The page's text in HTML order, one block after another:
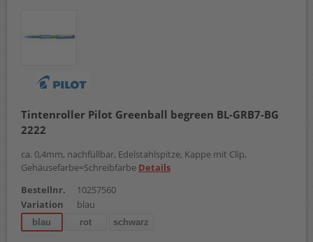
Tintenroller Pilot Greenball begreen BL-GRB7-BG
2222
ca. 0,4mm, nachfüllbar, Edelstahlspitze, Kappe mit Clip,
Gehäusefarbe=Schreibfarbe Details
Bestellnr.
10257560
Variation
blau
blau rot schwarz